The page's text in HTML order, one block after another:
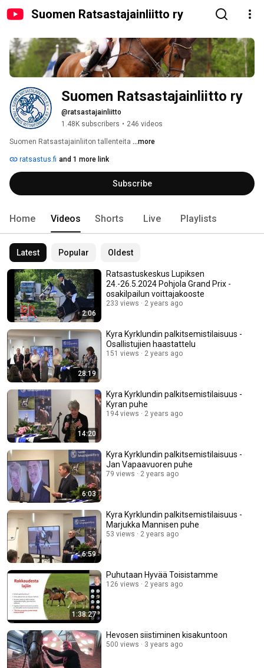
Suomen Ratsastajainliitto ry
Suomen Ratsastajainliitto ry
@ratsastajainliitto
1.48K subscribers • 246 videos
Suomen Ratsastajainliiton tallenteita ...more
ratsastus.fi and 1 more link
Subscribe
Home Videos Shorts Live Playlists
Latest Popular Oldest
2:06
Ratsastuskeskus Lupiksen
24.-26.5.2024 Pohjola Grand Prix -
osakilpailun voittajakooste
233 views 2 years ago
28:19
Kyra Kyrklundin palkitsemistilaisuus -
Osallistujien haastattelu
151 views 2 years ago
14:20
Kyra Kyrklundin palkitsemistilaisuus -
Kyran puhe
194 views 2 years ago
6:03
Kyra Kyrklundin palkitsemistilaisuus -
Jan Vapaavuoren puhe
79 views 2 years ago
6:59
Kyra Kyrklundin palkitsemistilaisuus -
Marjukka Mannisen puhe
53 views 2 years ago
1:38:27
Puhutaan Hyvää Toisistamme
126 views 2 years ago
Hevosen siistiminen kisakuntoon
500 views 3 years ago